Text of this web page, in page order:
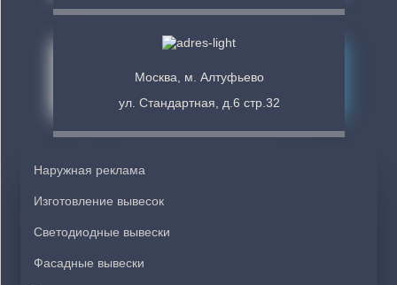
Москва, м. Алтуфьево
ул. Стандартная, д.6 стр.32
Наружная реклама
Изготовление вывесок
Светодиодные вывески
Фасадные вывески